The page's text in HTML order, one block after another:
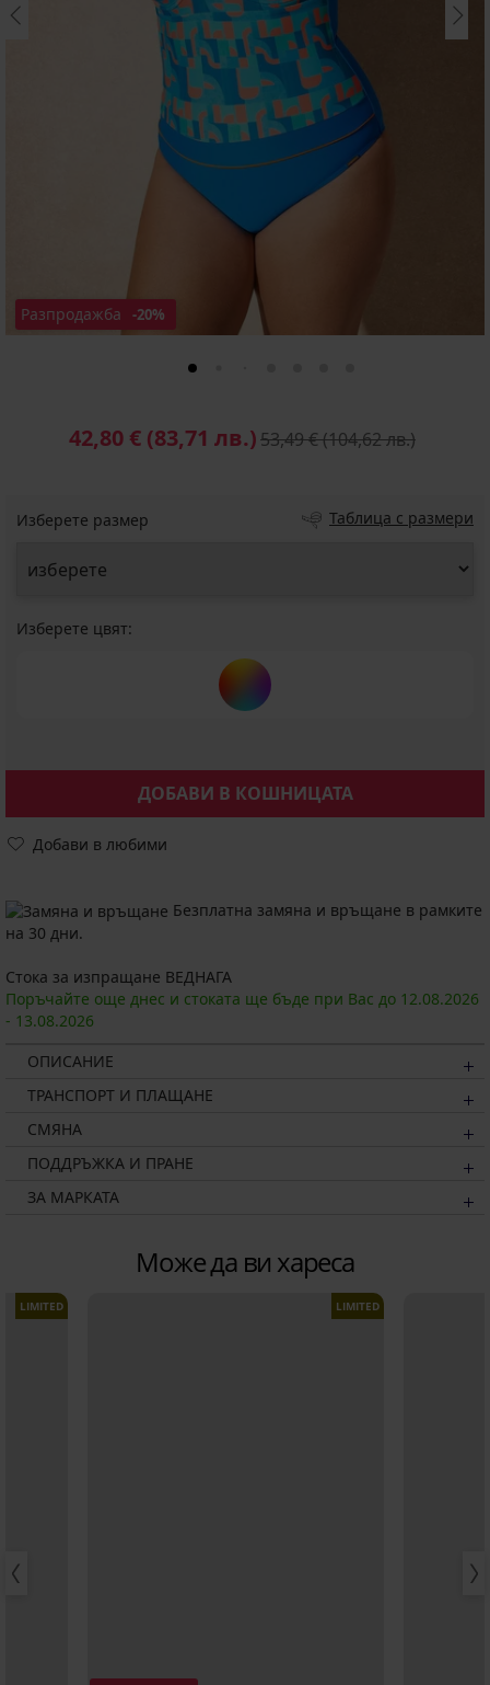
Разпродажба -20%
42,80 € (83,71 лв.)53,49 €(104,62 лв.)
Изберете размер Таблица с размери
Изберете цвят:
ДОБАВИ В КОШНИЦАТА
Добави в любими
Безплатна замяна и връщане в рамките
на 30 дни.
Стока за изпращане ВЕДНАГА
Поръчайте още днес и стоката ще бъде при Вас до 12.08.2026
- 13.08.2026
ОПИСАНИЕ
ТРАНСПОРТ И ПЛАЩАНЕ
СМЯНА
ПОДДРЪЖКА И ПРАНЕ
ЗА МАРКАТА
Може да ви хареса
LIMITED LIMITED